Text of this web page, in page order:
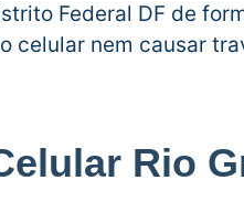
Federal DF de
celular nem causar
Rio